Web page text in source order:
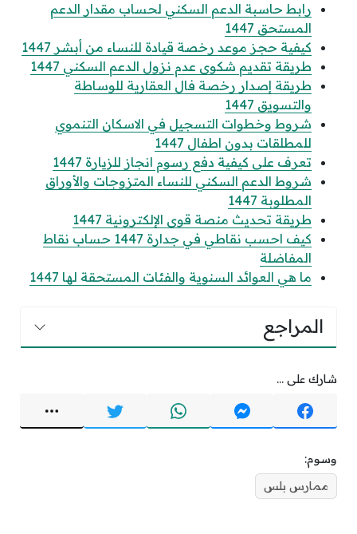
رابط حاسبة الدعم السكني لحساب مقدار الدعم
المستحق 1447
كيفية حجز موعد رخصة قيادة للنساء من أبشر 1447
طريقة تقديم شكوى عدم نزول الدعم السكني 1447
طريقة إصدار رخصة فال العقارية للوساطة
والتسويق 1447
شروط وخطوات التسجيل في الاسكان التنموي
للمطلقات بدون اطفال 1447
تعرف على كيفية دفع رسوم انجاز للزيارة 1447
شروط الدعم السكني للنساء المتزوجات والأوراق
المطلوبة 1447
طريقة تحديث منصة قوى الإلكترونية 1447
كيف احسب نقاطي في جدارة 1447 حساب نقاط
المفاضلة
ما هي العوائد السنوية والفئات المستحقة لها 1447
المراجع
شارك على ...
وسوم:
ممارس بلس